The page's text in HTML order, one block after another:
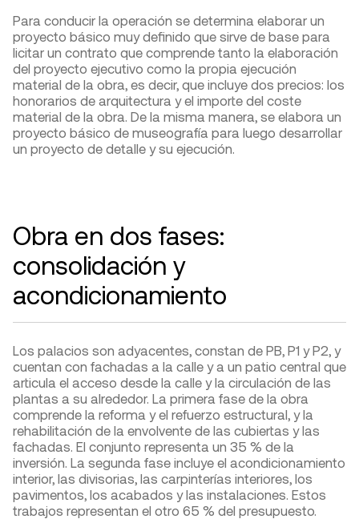
Para conducir la operación se determina elaborar un
proyecto básico muy definido que sirve de base para
licitar un contrato que comprende tanto la elaboración
del proyecto ejecutivo como la propia ejecución
material de la obra, es decir, que incluye dos precios: los
honorarios de arquitectura y el importe del coste
material de la obra. De la misma manera, se elabora un
proyecto básico de museografía para luego desarrollar
un proyecto de detalle y su ejecución.
Obra en dos fases:
consolidación y
acondicionamiento
Los palacios son adyacentes, constan de PB, P1 y P2, y
cuentan con fachadas a la calle y a un patio central que
articula el acceso desde la calle y la circulación de las
plantas a su alrededor. La primera fase de la obra
comprende la reforma y el refuerzo estructural, y la
rehabilitación de la envolvente de las cubiertas y las
fachadas. El conjunto representa un 35 % de la
inversión. La segunda fase incluye el acondicionamiento
interior, las divisorias, las carpinterías interiores, los
pavimentos, los acabados y las instalaciones. Estos
trabajos representan el otro 65 % del presupuesto.